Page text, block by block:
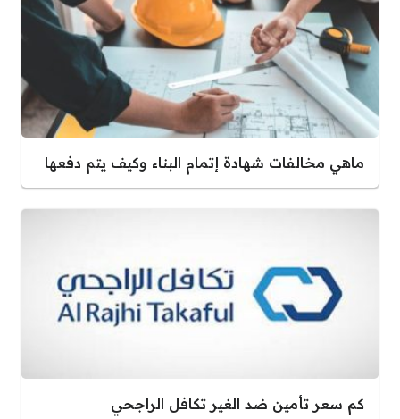
ماهي مخالفات شهادة إتمام البناء وكيف يتم دفعها
كم سعر تأمين ضد الغير تكافل الراجحي